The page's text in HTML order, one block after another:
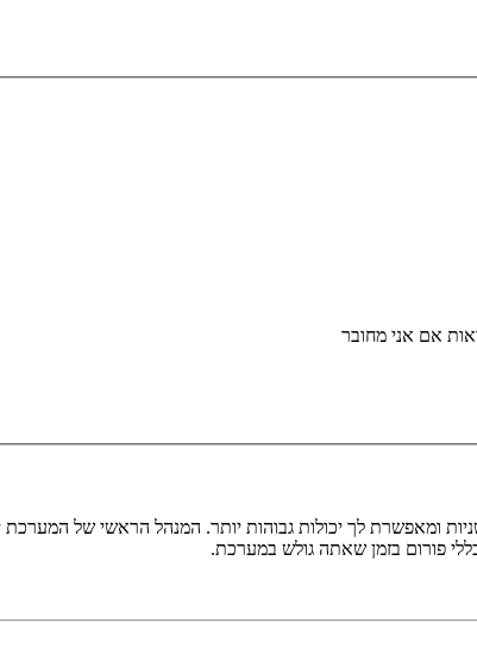
אם אני מחובר
ומאפשרת לך יכולות גבוהות יותר. המנהל הראשי של
פורום בזמן שאתה גולש במערכת.